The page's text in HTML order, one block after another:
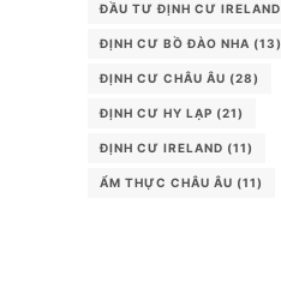
ĐẦU TƯ ĐỊNH CƯ IRELAND
ĐỊNH CƯ BỒ ĐÀO NHA (13)
ĐỊNH CƯ CHÂU ÂU (28)
ĐỊNH CƯ HY LẠP (21)
ĐỊNH CƯ IRELAND (11)
ẨM THỰC CHÂU ÂU (11)